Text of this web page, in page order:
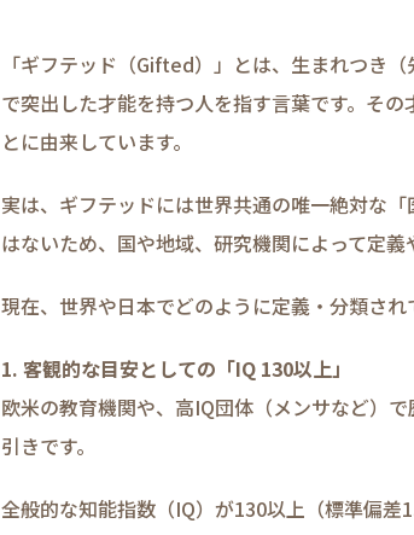
「ギフテッド（Gifted）」とは、生まれつき
で突出した才能を持つ人を指す言葉です。そ
とに由来しています。
実は、ギフテッドには世界共通の唯一絶対な
はないため、国や地域、研究機関によって定義
現在、世界や日本でどのように定義・分類さ
1. 客観的な目安としての「IQ 130以上」
欧米の教育機関や、高IQ団体（メンサなど）
引きです。
全般的な知能指数（IQ）が130以上（標準偏差